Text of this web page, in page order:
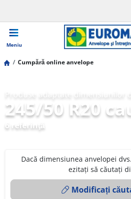
Meniu
Cumpără online anvelope
245/50 R20
6 referinţă
Dacă dimensiunea anvelopei
ezitați să căutați
Modificați